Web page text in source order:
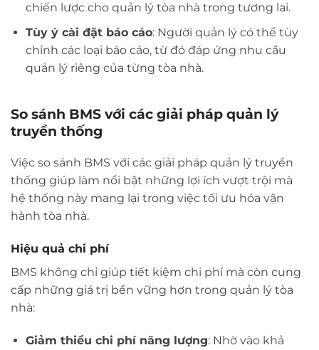
chiến lược cho quản lý tòa nhà trong tương lai.
Tùy ý cài đặt báo cáo: Người quản lý có thể tùy
chỉnh các loại báo cáo, từ đó đáp ứng nhu cầu
quản lý riêng của từng tòa nhà.
So sánh BMS với các giải pháp quản lý
truyền thống
Việc so sánh BMS với các giải pháp quản lý truyền
thống giúp làm nổi bật những lợi ích vượt trội mà
hệ thống này mang lại trong việc tối ưu hóa vận
hành tòa nhà.
Hiệu quả chi phí
BMS không chỉ giúp tiết kiệm chi phí mà còn cung
cấp những giá trị bền vững hơn trong quản lý tòa
nhà:
Giảm thiểu chi phí năng lượng: Nhờ vào khả